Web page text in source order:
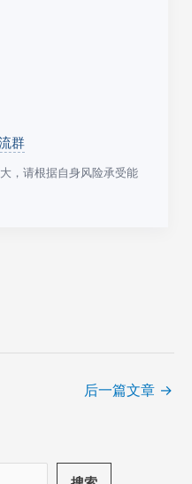
群
，请根据自身风险承受能
后一篇文章 →